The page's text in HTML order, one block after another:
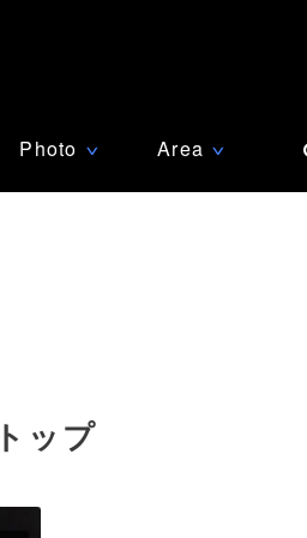
Photo ∨ Area ∨
ップ